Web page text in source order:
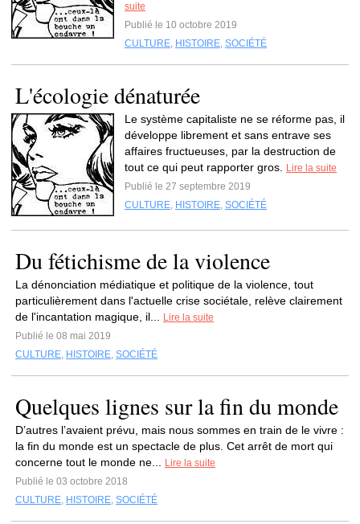
suite
Publié le 10 octobre 2019
CULTURE, HISTOIRE, SOCIÉTÉ
L'écologie dénaturée
Le système capitaliste ne se réforme pas, il
développe librement et sans entrave ses
affaires fructueuses, par la destruction de
tout ce qui peut rapporter gros.
Lire la suite
Publié le 27 septembre 2019
CULTURE, HISTOIRE, SOCIÉTÉ
Du fétichisme de la violence
La dénonciation médiatique et politique de la violence, tout
particulièrement dans l'actuelle crise sociétale, relève clairement
de l'incantation magique, il...
Lire la suite
Publié le 08 mai 2019
CULTURE, HISTOIRE, SOCIÉTÉ
Quelques lignes sur la fin du monde
D’autres l’avaient prévu, mais nous sommes en train de le vivre :
la fin du monde est un spectacle de plus. Cet arrêt de mort qui
concerne tout le monde ne...
Lire la suite
Publié le 03 octobre 2018
CULTURE, HISTOIRE, SOCIÉTÉ